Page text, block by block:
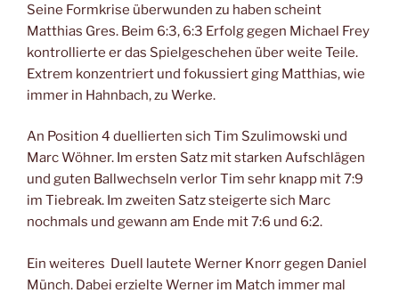
Seine Formkrise überwunden zu haben scheint
Matthias Gres. Beim 6:3, 6:3 Erfolg gegen Michael Frey
kontrollierte er das Spielgeschehen über weite Teile.
Extrem konzentriert und fokussiert ging Matthias, wie
immer in Hahnbach, zu Werke.
An Position 4 duellierten sich Tim Szulimowski und
Marc Wöhner. Im ersten Satz mit starken Aufschlägen
und guten Ballwechseln verlor Tim sehr knapp mit 7:9
im Tiebreak. Im zweiten Satz steigerte sich Marc
nochmals und gewann am Ende mit 7:6 und 6:2.
Ein weiteres Duell lautete Werner Knorr gegen Daniel
Münch. Dabei erzielte Werner im Match immer mal